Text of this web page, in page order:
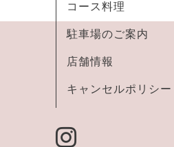
コース料理
駐車場のご案内
店舗情報
キャンセルポリシー